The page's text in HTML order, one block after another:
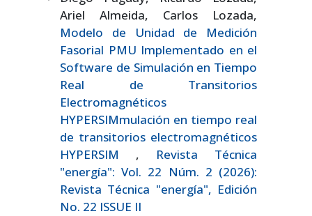
Ariel Almeida, Carlos Lozada,
Modelo de Unidad de Medición
Fasorial PMU Implementado en el
Software de Simulación en Tiempo
Real de Transitorios
Electromagnéticos
HYPERSIMmulación en tiempo real
de transitorios electromagnéticos
HYPERSIM , Revista Técnica
"energía": Vol. 22 Núm. 2 (2026):
Revista Técnica "energía", Edición
No. 22 ISSUE II